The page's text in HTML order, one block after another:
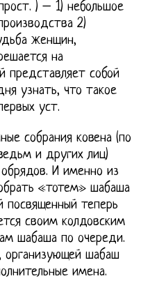
) – 1) небольшое
2)
женщин,
на
представляет собой
узнать, что такое
уст.
собрания ковена (по
и других лиц)
И именно из
«тотем» шабаша
посвященный теперь
своим колдовским
шабаша по очереди.
шабаш
имена.